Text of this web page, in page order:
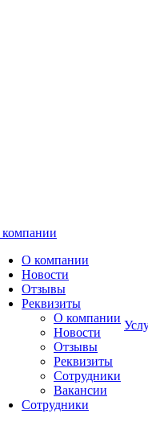
О компании
Новости
Отзывы
Реквизиты
О компании
Новости
Отзывы
Реквизиты
Сотрудники
Вакансии
Сотрудники